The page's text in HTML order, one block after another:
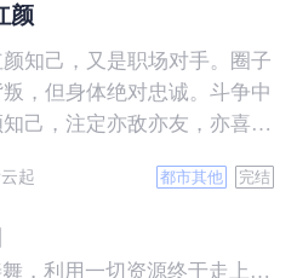
颜
颜知己，又是职场对手。圈子
，但身体绝对忠诚。斗争中
己，注定亦敌亦友，亦喜亦
起 都市其他 完结
一个农村小人物，长袖善舞，利用一切资源终于走上人生巅峰